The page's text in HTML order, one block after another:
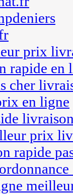
prix
rapide en
cher
en ligne
prix
rapide